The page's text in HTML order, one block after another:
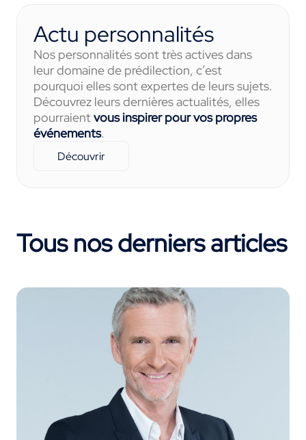
Actu personnalités
Nos personnalités sont très actives dans
leur domaine de prédilection, c’est
pourquoi elles sont expertes de leurs sujets.
Découvrez leurs dernières actualités, elles
pourraientvous inspirer pour vos propres
événements.
Découvrir
Tous nos derniers articles